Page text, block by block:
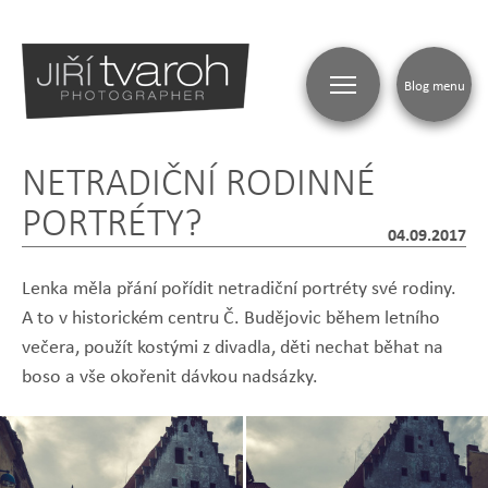
NETRADIČNÍ RODINNÉ
PORTRÉTY?
04.09.2017
Lenka měla přání pořídit netradiční portréty své rodiny.
A to v historickém centru Č. Budějovic během letního
večera, použít kostými z divadla, děti nechat běhat na
boso a vše okořenit dávkou nadsázky.
Blog menu